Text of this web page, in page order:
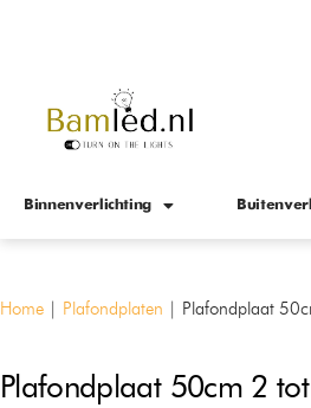
Binnenverlichting
Home | Plafondplaten | Plafondplaat
Plafondplaat 50cm 2